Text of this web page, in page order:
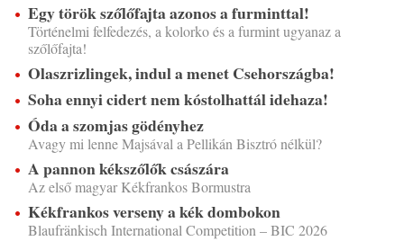
Egy török szőlőfajta azonos a furminttal!
Történelmi felfedezés, a kolorko és a furmint ugyanaz a
szőlőfajta!
Olaszrizlingek, indul a menet Csehországba!
Soha ennyi cidert nem kóstolhattál idehaza!
Óda a szomjas gödényhez
Avagy mi lenne Majsával a Pellikán Bisztró nélkül?
A pannon kékszőlők császára
Az első magyar Kékfrankos Bormustra
Kékfrankos verseny a kék dombokon
Blaufränkisch International Competition – BIC 2026